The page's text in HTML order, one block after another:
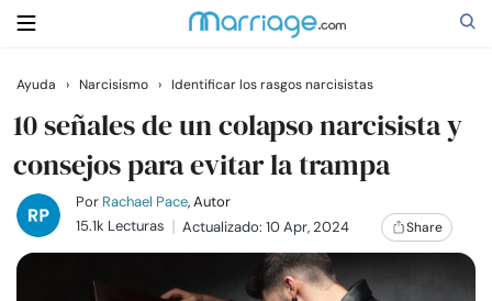
Buscar
Casarse
Relaciones
Ayuda › Narcisismo › Identificar los rasgos narcisistas
10 señales de un colapso narcisista y
consejos para evitar la trampa
Por Rachael Pace, Autor
15.1k Lecturas
Actualizado: 10 Apr, 2024 Share